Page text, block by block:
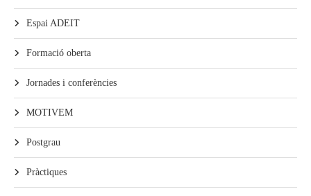
Espai ADEIT
Formació oberta
Jornades i conferències
MOTIVEM
Postgrau
Pràctiques